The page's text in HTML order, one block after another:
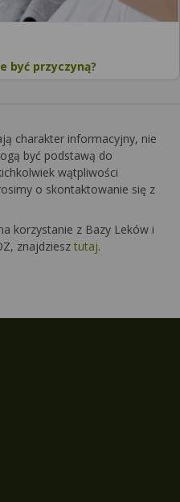
być przyczyną?
charakter informacyjny, nie
być podstawą do
wątpliwości
o skontaktowanie się z
korzystanie z Bazy Leków i
znajdziesz tutaj.